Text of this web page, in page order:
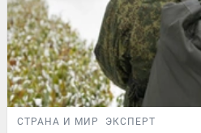
СТРАНА И МИР ЭКСПЕРТ